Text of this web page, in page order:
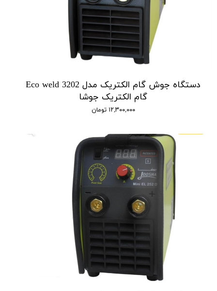
دستگاه جوش گام الکتریک مدل Eco weld 3202
گام الکتریک جوشا
۱۲,۳۰۰,۰۰۰ تومان